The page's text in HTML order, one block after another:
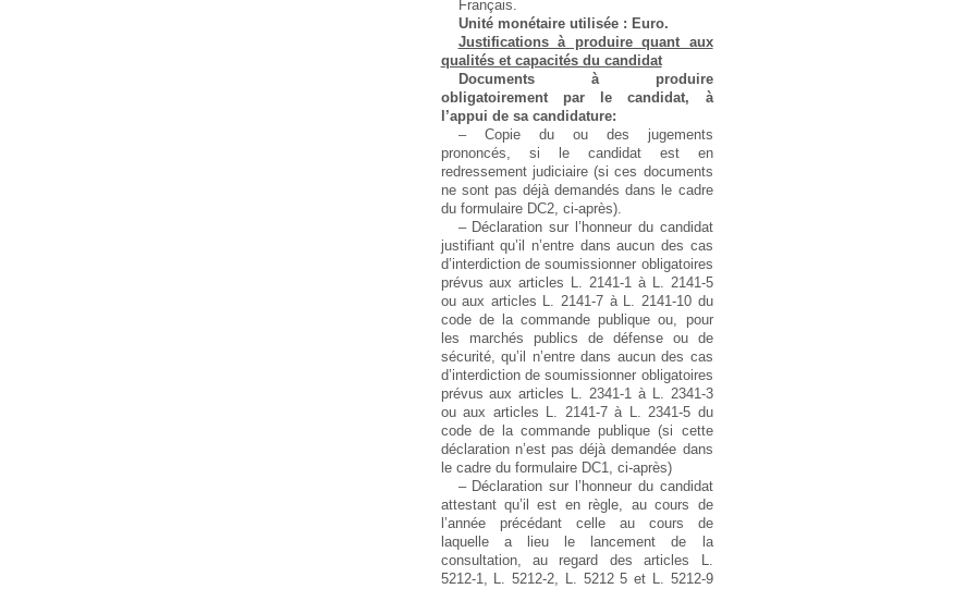
Français.
Unité monétaire utilisée : Euro.
Justifications à produire quant aux
qualités et capacités du candidat
Documents à produire
obligatoirement par le candidat, à
l’appui de sa candidature:
– Copie du ou des jugements
prononcés, si le candidat est en
redressement judiciaire (si ces documents
ne sont pas déjà demandés dans le cadre
du formulaire DC2, ci-après).
– Déclaration sur l’honneur du candidat
justifiant qu’il n’entre dans aucun des cas
d’interdiction de soumissionner obligatoires
prévus aux articles L. 2141-1 à L. 2141-5
ou aux articles L. 2141-7 à L. 2141-10 du
code de la commande publique ou, pour
les marchés publics de défense ou de
sécurité, qu’il n’entre dans aucun des cas
d’interdiction de soumissionner obligatoires
prévus aux articles L. 2341-1 à L. 2341-3
ou aux articles L. 2141-7 à L. 2341-5 du
code de la commande publique (si cette
déclaration n’est pas déjà demandée dans
le cadre du formulaire DC1, ci-après)
– Déclaration sur l’honneur du candidat
attestant qu’il est en règle, au cours de
l’année précédant celle au cours de
laquelle a lieu le lancement de la
consultation, au regard des articles L.
5212-1, L. 5212-2, L. 5212 5 et L. 5212-9